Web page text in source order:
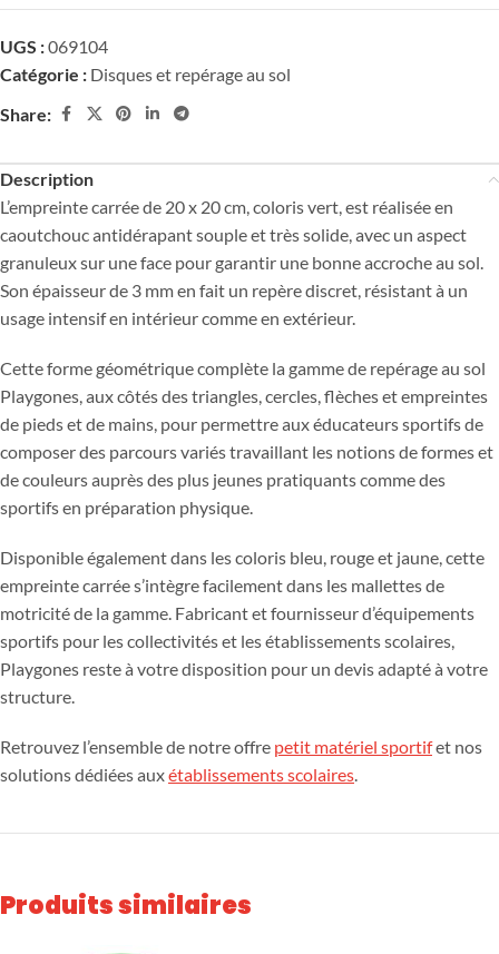
UGS :069104
Catégorie : Disques et repérage au sol
Share:
Description
L’empreinte carrée de 20 x 20 cm, coloris vert, est réalisée en
caoutchouc antidérapant souple et très solide, avec un aspect
granuleux sur une face pour garantir une bonne accroche au sol.
Son épaisseur de 3 mm en fait un repère discret, résistant à un
usage intensif en intérieur comme en extérieur.
Cette forme géométrique complète la gamme de repérage au sol
Playgones, aux côtés des triangles, cercles, flèches et empreintes
de pieds et de mains, pour permettre aux éducateurs sportifs de
composer des parcours variés travaillant les notions de formes et
de couleurs auprès des plus jeunes pratiquants comme des
sportifs en préparation physique.
Disponible également dans les coloris bleu, rouge et jaune, cette
empreinte carrée s’intègre facilement dans les mallettes de
motricité de la gamme. Fabricant et fournisseur d’équipements
sportifs pour les collectivités et les établissements scolaires,
Playgones reste à votre disposition pour un devis adapté à votre
structure.
Retrouvez l’ensemble de notre offre petit matériel sportifet nos
solutions dédiées auxétablissements scolaires.
Produits similaires